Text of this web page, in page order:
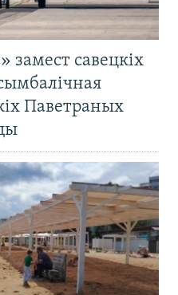
замест савецкіх
Паветраных